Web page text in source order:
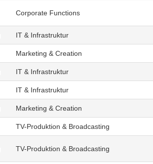
Corporate Functions
IT & Infrastruktur
Marketing & Creation
IT & Infrastruktur
IT & Infrastruktur
Marketing & Creation
TV-Produktion & Broadcasting
TV-Produktion & Broadcasting